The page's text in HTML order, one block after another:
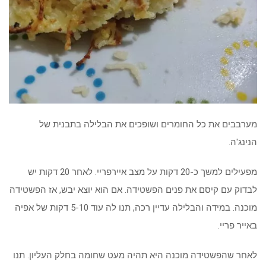
מערבבים את כל החומרים ושופכים את הבלילה בתבנית של
הנינג'ה.
מפעילים למשך כ-20 דקות על מצב איירפריי. לאחר 20 דקות יש
לבדוק עם קיסם את פנים הפשטידה. אם הוא יוצא יבש, אז הפשטידה
מוכנה. במידה והבלילה עדיין רכה, תנו לה עוד 5-10 דקות של אפיה
באייר פריי.
לאחר שהפשטידה מוכנה היא תהיה מעט שחומה בחלק העליון. תנו